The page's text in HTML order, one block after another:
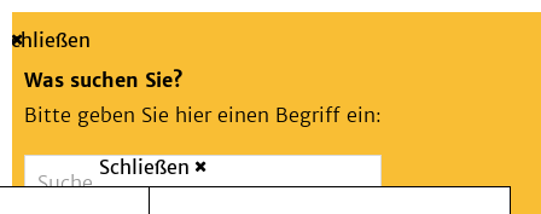
Suche
Schließen
Was suchen Sie?
Bitte geben Sie hier einen Begriff ein:
Notfall
Schließen